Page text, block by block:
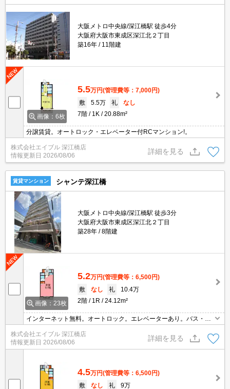
大阪メトロ中央線/深江橋駅 徒歩4分
大阪府大阪市東成区深江北２丁目
築16年
11階建
画像：6枚
5.5万円(管理費等：7,000円)
敷
5.5万 礼
なし
7階
1K 20.88m²
分譲賃貸。オートロック・エレベーター付RCマンション!。
株式会社エイブル 深江橋店
情報更新日 2026/08/06
詳細を見る
賃貸マンション シャンテ深江橋
大阪メトロ中央線/深江橋駅 徒歩3分
大阪府大阪市東成区深江北２丁目
築28年
8階建
画像：23枚
5.2万円(管理費等：6,500円)
敷
なし 礼
10.4万
2階
1R 24.12m²
インターネット無料。オートロック。エレベーターあり。バス・ト
イレ別。クローゼット付。
株式会社エイブル 深江橋店
情報更新日 2026/08/06
詳細を見る
4.5万円(管理費等：6,500円)
敷
なし 礼
9万